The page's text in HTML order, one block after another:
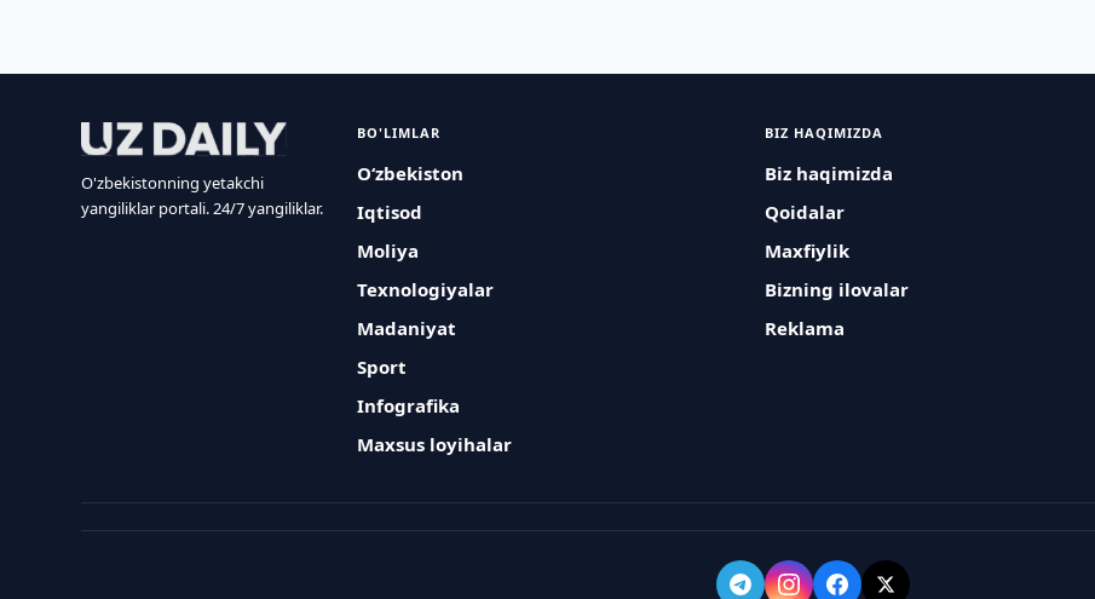
O'zbekistonning yetakchi
yangiliklar portali. 24/7 yangiliklar.
BO'LIMLAR
O‘zbekiston
Iqtisod
Moliya
Texnologiyalar
Madaniyat
Sport
Infografika
Maxsus loyihalar
BIZ HAQIMIZDA
Biz haqimizda
Qoidalar
Maxfiylik
Bizning ilovalar
Reklama